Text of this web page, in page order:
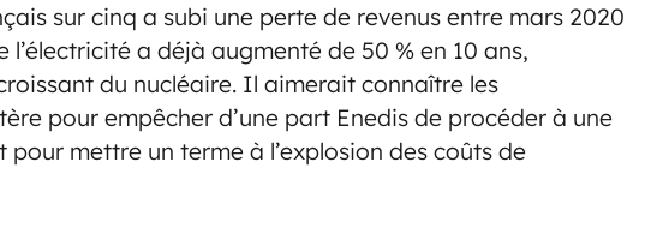
sur cinq a subi une perte de revenus entre mars 2020
l’électricité a déjà augmenté de 50 % en 10 ans,
du nucléaire. Il aimerait connaître les
pour empêcher d’une part Enedis de procéder à une
mettre un terme à l’explosion des coûts de